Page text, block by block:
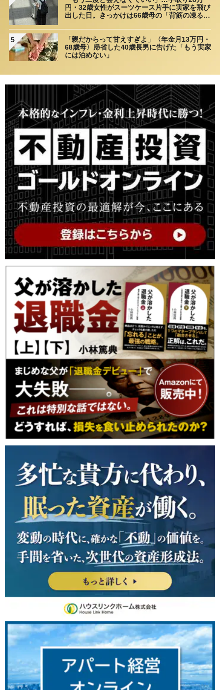
円・32歳女性がスーツケース片手に実家を飛び
出した日。きっかけは66歳母の「背筋の凍る一
5
「親だからって甘えすぎよ」〈年金月13万円・
68歳母〉帰省した40歳長男に告げた「もう実家
には泊めない」